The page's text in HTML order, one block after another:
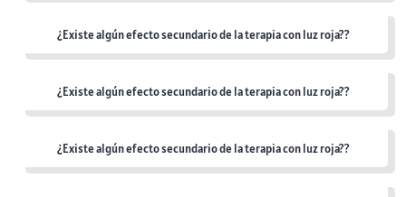
¿Existe algún efecto secundario de la terapia con luz roja??
¿Existe algún efecto secundario de la terapia con luz roja??
¿Existe algún efecto secundario de la terapia con luz roja??